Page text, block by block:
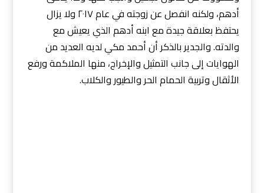
أدهم، ولكنه انفصل عن زوجته في عام ٢٠١٧ ولا يزال
يحتفظ بعلاقة جيدة مع ابنه أدهم الذي يعيش مع
والدته. والجدير بالذكر أن أحمد مكي لديه العديد من
الهوايات إلى جانب التمثيل والإخراج، منها الملاكمة ورفع
الأثقال وتربية الحمام الحر والطيور والكلاب.